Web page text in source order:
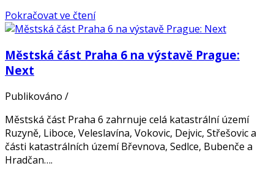
Pokračovat ve čtení
Městská část Praha 6 na výstavě Prague:
Next
Publikováno /
Městská část Praha 6 zahrnuje celá katastrální území
Ruzyně, Liboce, Veleslavína, Vokovic, Dejvic, Střešovic a
části katastrálních území Břevnova, Sedlce, Bubenče a
Hradčan….